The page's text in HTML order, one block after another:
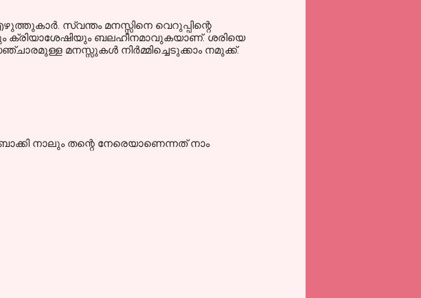
സ്വന്തം മനസ്സിനെ വെറുപ്പിന്റെ
ക്രിയാശേഷിയും ബലഹീനമാവുകയാണ്. ശരിയെ
മനസ്സുകള്‍ നിര്‍മ്മിച്ചെടുക്കാം നമുക്ക്.
നാലും തന്റെ നേരെയാണെന്നത് നാം